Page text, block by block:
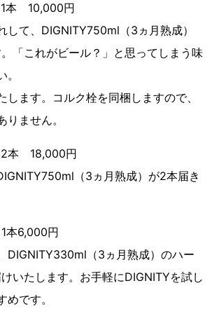
本 10,000円
して、DIGNITY750ml（3ヵ月熟成）
「これがビール？」と思ってしまう味
します。コルク栓を同梱しますので、
ません。
本 18,000円
（3ヵ月熟成）が2本届き
本6,000円
DIGNITY330ml（3ヵ月熟成）のハー
いたします。お手軽にDIGNITYを試し
です。